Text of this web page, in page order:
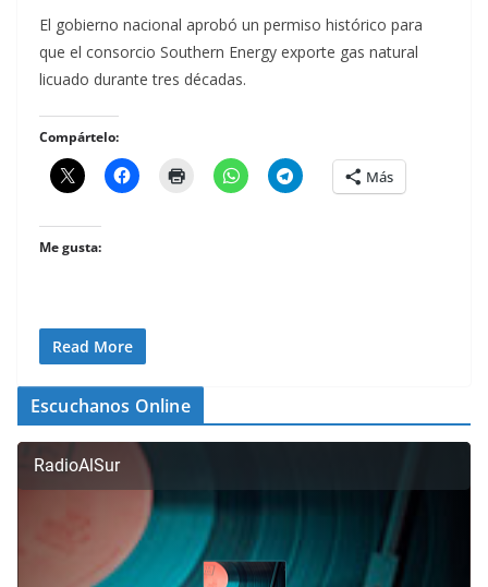
El gobierno nacional aprobó un permiso histórico para
que el consorcio Southern Energy exporte gas natural
licuado durante tres décadas.
Compártelo:
Más
Me gusta:
Read More
Escuchanos Online